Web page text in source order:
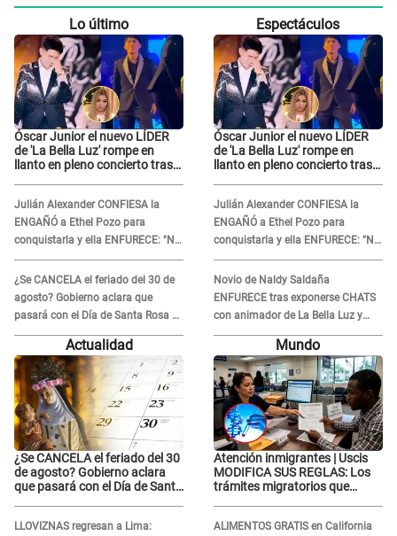
Lo último
Óscar Junior el nuevo LÍDER
de 'La Bella Luz' rompe en
llanto en pleno concierto tras
defraudarlos”
Julián Alexander CONFIESA la
ENGAÑÓ a Ethel Pozo para
conquistarla y ella ENFURECE: "No
te lo voy a perdonar nunca"
¿Se CANCELA el feriado del 30 de
agosto? Gobierno aclara que
pasará con el Día de Santa Rosa de
Lima
Espectáculos
Óscar Junior el nuevo LÍDER
de 'La Bella Luz' rompe en
llanto en pleno concierto tras
defraudarlos”
Julián Alexander CONFIESA la
ENGAÑÓ a Ethel Pozo para
conquistarla y ella ENFURECE: "No
te lo voy a perdonar nunca"
Novio de Naldy Saldaña
ENFURECE tras exponerse CHATS
con animador de La Bella Luz y
ADVIERTE: "Estúp@&# que cree
Actualidad
¿Se CANCELA el feriado del 30
de agosto? Gobierno aclara
que pasará con el Día de Santa
LLOVIZNAS regresan a Lima:
Mundo
Atención inmigrantes | Uscis
MODIFICA SUS REGLAS: Los
trámites migratorios que
ALIMENTOS GRATIS en California